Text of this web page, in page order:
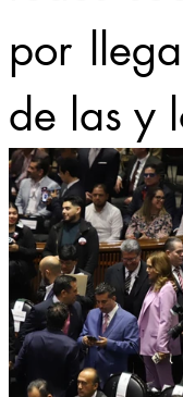
por
de las y